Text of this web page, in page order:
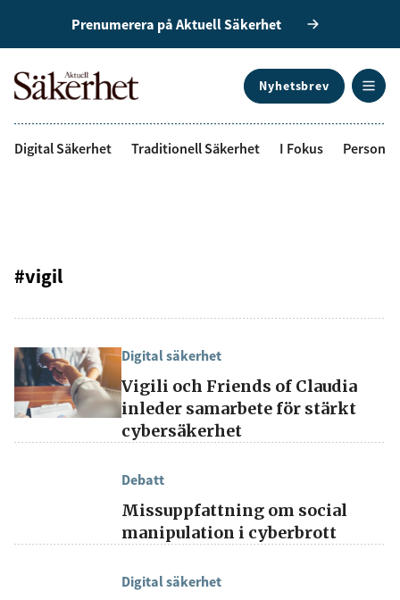
Prenumerera på Aktuell Säkerhet
Nyhetsbrev
Digital Säkerhet Traditionell Säkerhet I Fokus
#vigil
Digital säkerhet
Vigili och Friends of Claudia
inleder samarbete för stärkt
cybersäkerhet
Debatt
Missuppfattning om social
manipulation i cyberbrott
Digital säkerhet